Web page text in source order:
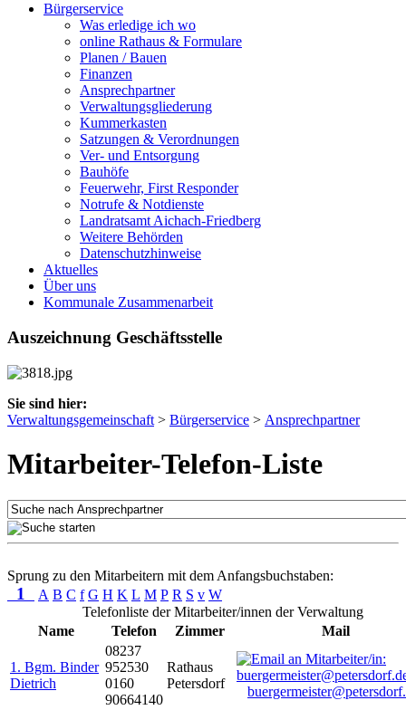
Bürgerservice
Was erledige ich wo
online Rathaus & Formulare
Planen / Bauen
Finanzen
Ansprechpartner
Verwaltungsgliederung
Kummerkasten
Satzungen & Verordnungen
Ver- und Entsorgung
Bauhöfe
Feuerwehr, First Responder
Notrufe & Notdienste
Landratsamt Aichach-Friedberg
Weitere Behörden
Datenschutzhinweise
Aktuelles
Über uns
Kommunale Zusammenarbeit
Auszeichnung Geschäftsstelle
Sie sind hier:
Verwaltungsgemeinschaft > Bürgerservice > Ansprechpartner
Mitarbeiter-Telefon-Liste
Sprung zu den Mitarbeitern mit dem Anfangsbuchstaben:
1 A B C f G H K L M P R S v W
Telefonliste der Mitarbeiter/innen der Verwaltung
Name
Telefon Zimmer Mail
1. Bgm. Binder
Dietrich
08237
952530
0160
90664140
Rathaus
Petersdorf